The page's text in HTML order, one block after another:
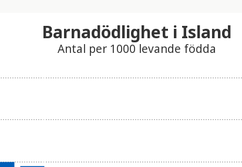
Barnadödlighet i Island
Antal per 1000 levande födda